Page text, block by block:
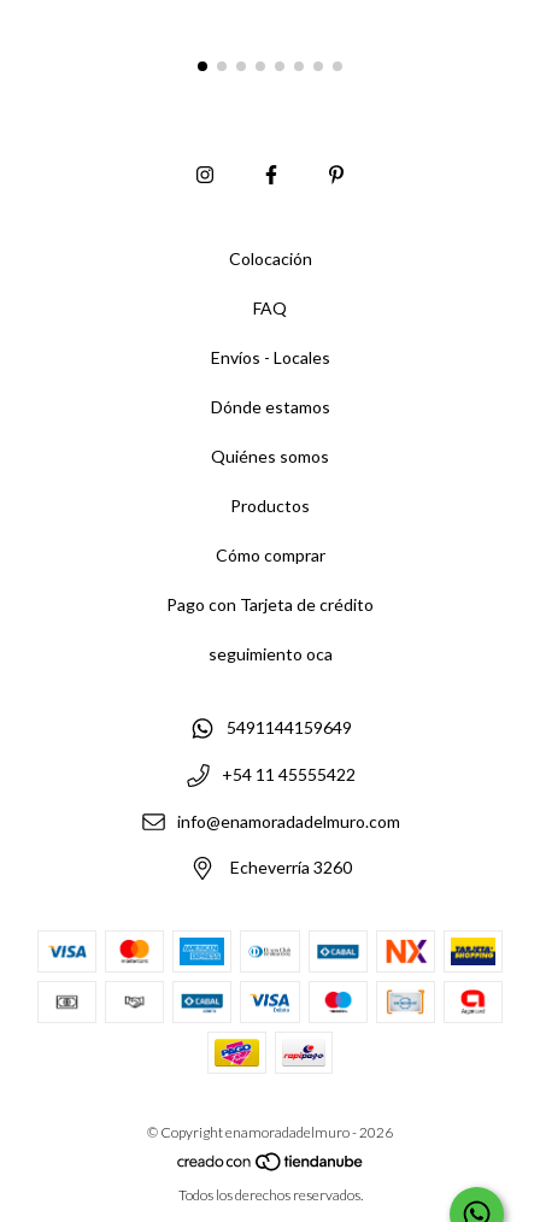
Colocación
FAQ
Envíos - Locales
Dónde estamos
Quiénes somos
Productos
Cómo comprar
Pago con Tarjeta de crédito
seguimiento oca
5491144159649
+54 11 45555422
info@enamoradadelmuro.com
Echeverría 3260
© Copyright enamoradadelmuro - 2026
Todos los derechos reservados.